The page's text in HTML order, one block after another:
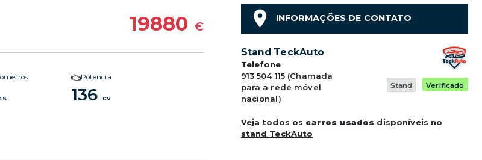
19880 €
Potência
136cv
INFORMAÇÕES DE CONTATO
Stand TeckAuto
Telefone
913 504 115 (Chamada
para a rede móvel
nacional)
Stand Verificado
Veja todos os carros usados disponíveis no
stand TeckAuto